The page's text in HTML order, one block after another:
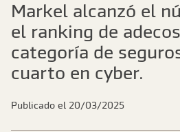
Markel alcanzó el
el ranking de
categoría de
cuarto en cyber.
Publicado el 20/03/2025